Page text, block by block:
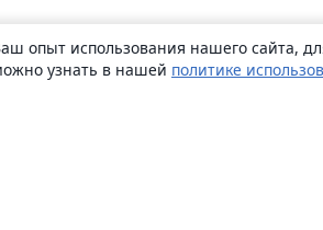
опыт использования нашего сайта,
узнать в нашей политике